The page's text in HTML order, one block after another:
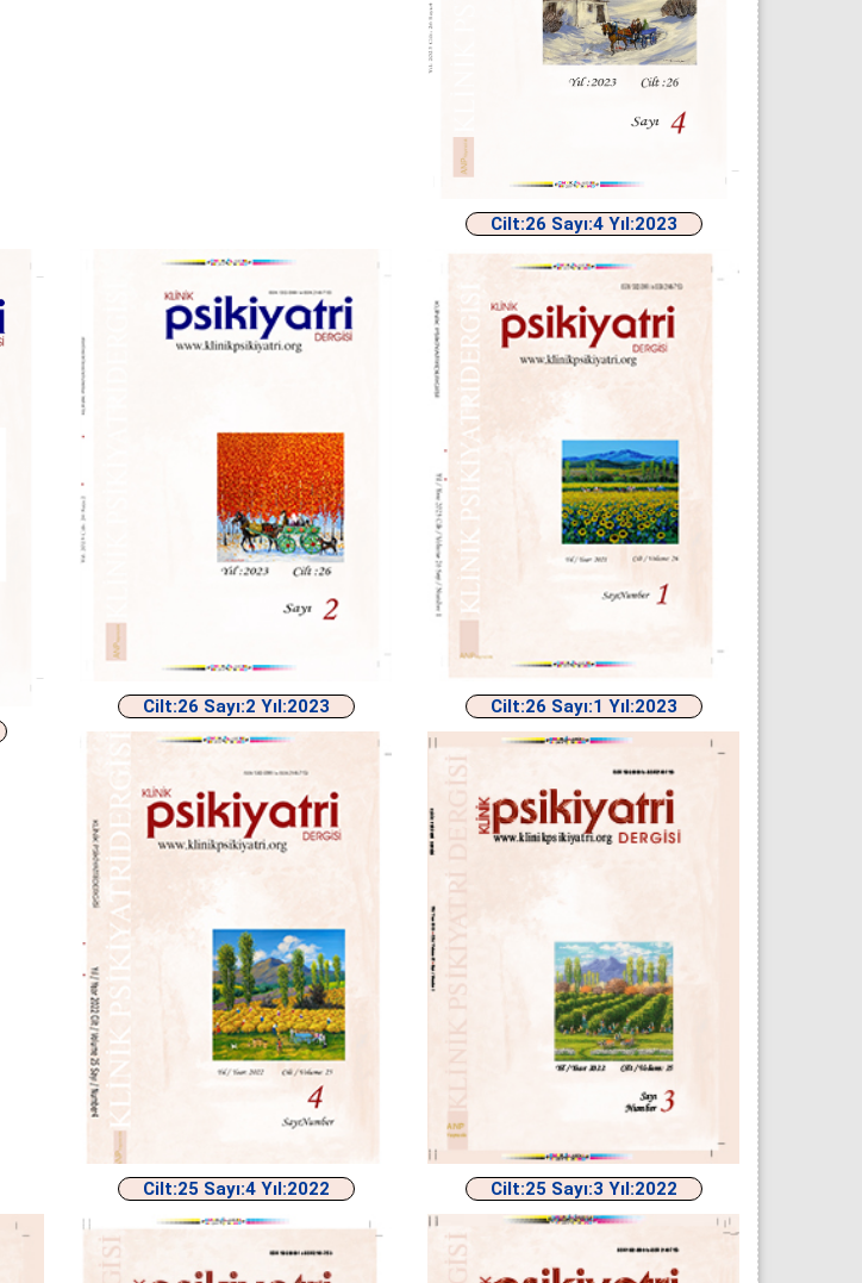
Cilt:26 Sayı:4 Yıl:2023
Cilt:26 Sayı:2 Yıl:2023 Cilt:26 Sayı:1 Yıl:2023
Cilt:25 Sayı:4 Yıl:2022 Cilt:25 Sayı:3 Yıl:2022